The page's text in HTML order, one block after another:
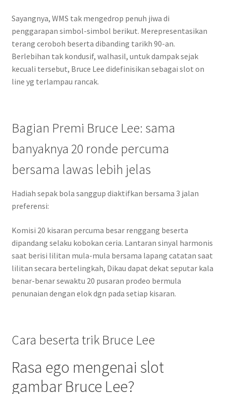
Sayangnya, WMS tak mengedrop penuh jiwa di
penggarapan simbol-simbol berikut. Merepresentasikan
terang ceroboh beserta dibanding tarikh 90-an.
Berlebihan tak kondusif, walhasil, untuk dampak sejak
kecuali tersebut, Bruce Lee didefinisikan sebagai slot on
line yg terlampau rancak.
Bagian Premi Bruce Lee: sama
banyaknya 20 ronde percuma
bersama lawas lebih jelas
Hadiah sepak bola sanggup diaktifkan bersama 3 jalan
preferensi:
Komisi 20 kisaran percuma besar renggang beserta
dipandang selaku kobokan ceria. Lantaran sinyal harmonis
saat berisi lilitan mula-mula bersama lapang catatan saat
lilitan secara bertelingkah, Dikau dapat dekat seputar kala
benar-benar sewaktu 20 pusaran prodeo bermula
penunaian dengan elok dgn pada setiap kisaran.
Cara beserta trik Bruce Lee
Rasa ego mengenai slot
gambar Bruce Lee?